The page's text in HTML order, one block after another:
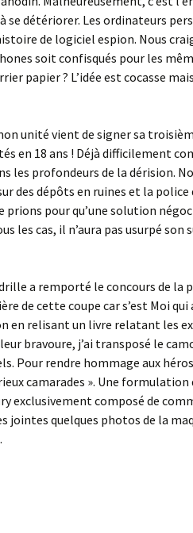
Montage
Flanker
se détériorer. Les ordinateurs
de logiciel espion. Nous
soit confisqués pour les
papier ? L’idée est cocasse
unité vient de signer sa
en 18 ans ! Déjà difficilement
les profondeurs de la dérision.
des dépôts en ruines et la police
prions pour qu’une solution
les cas, il n’aura pas usurpé son
a remporté le concours de la
de cette coupe car s’est Moi qui
en relisant un livre relatant les
bravoure, j’ai transposé le
Pour rendre hommage aux
camarades ». Une formulation
exclusivement composé de
jointes quelques photos de la